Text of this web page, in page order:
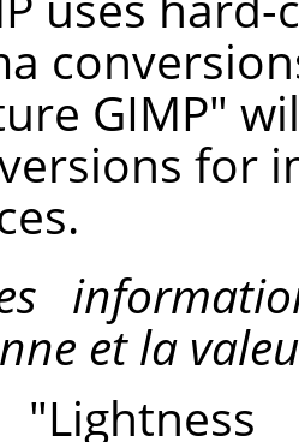
GIMP"
for
et la